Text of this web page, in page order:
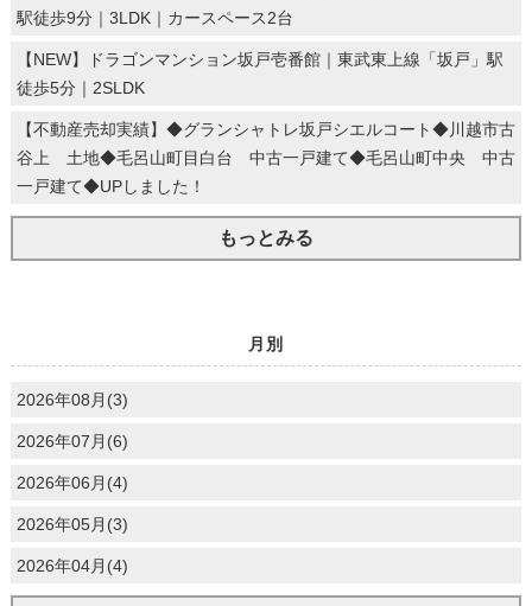
駅徒歩9分｜3LDK｜カースペース2台
【NEW】ドラゴンマンション坂戸壱番館｜東武東上線「坂戸」駅
徒歩5分｜2SLDK
【不動産売却実績】◆グランシャトレ坂戸シエルコート◆川越市古
谷上 土地◆毛呂山町目白台 中古一戸建て◆毛呂山町中央 中古
一戸建て◆UPしました！
もっとみる
月別
2026年08月(3)
2026年07月(6)
2026年06月(4)
2026年05月(3)
2026年04月(4)